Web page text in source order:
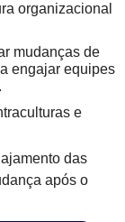
organizacional
mudanças de
engajar equipes
e
das
após o